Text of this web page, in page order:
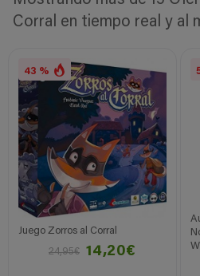
Corral en tiempo real y al
43 %
Juego Zorros al Corral
24,95€
14,20€